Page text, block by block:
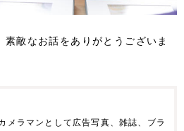
敵なお話をありがとうございま
メラマンとして広告写真、雑誌、ブラ